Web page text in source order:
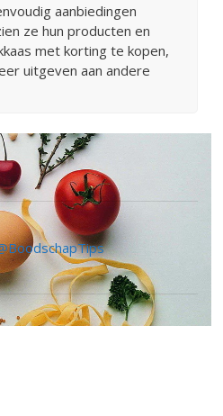
aanbiedingen
ze hun producten en
met korting te kopen,
uitgeven aan andere